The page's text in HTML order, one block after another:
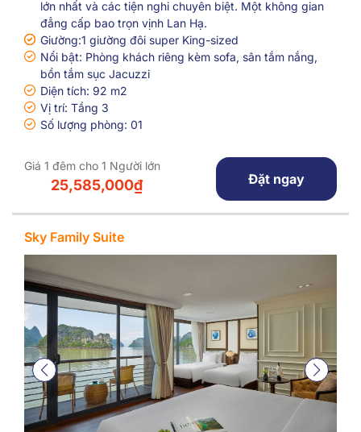
lớn nhất và các tiện nghi chuyên biệt. Một không gian
đẳng cấp bao trọn vịnh Lan Hạ.
Giường:1 giường đôi super King-sized
Nổi bật: Phòng khách riêng kèm sofa, sân tắm nắng,
bồn tắm sục Jacuzzi
Diện tích: 92 m2
Vị trí: Tầng 3
Số lượng phòng: 01
25,585,000₫
Giá 1 đêm cho 1 Người lớn
Đặt ngay
Sky Family Suite